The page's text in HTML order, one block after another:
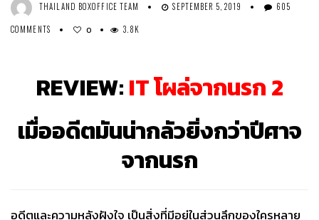
THAILAND BOXOFFICE TEAM SEPTEMBER 5, 2019
605
COMMENTS
0 3.8K
REVIEW:IT โผล่จากนรก 2
เมื่ออดีตมันน่ากลัวยิ่งกว่าปีศาจ
จากนรก
อดีตและความหลังฝังใจ เป็นสิ่งที่มีอยู่ในส่วนลึกของใครหลาย